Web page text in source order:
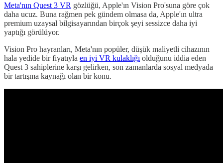
Meta'nın Quest 3 VR gözlüğü, Apple'ın Vision Pro'suna göre çok
daha ucuz. Buna rağmen pek gündem olmasa da, Apple'ın ultra
premium uzaysal bilgisayarından birçok şeyi sessizce daha iyi
yaptığı görülüyor.
Vision Pro hayranları, Meta'nın popüler, düşük maliyetli cihazının
hala yedide bir fiyatıyla en iyi VR kulaklığı olduğunu iddia eden
Quest 3 sahiplerine karşı gelirken, son zamanlarda sosyal medyada
bir tartışma kaynağı olan bir konu.